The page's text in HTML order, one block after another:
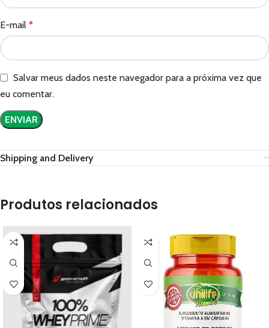
E-mail *
Salvar meus dados neste navegador para a próxima vez que
eu comentar.
Shipping and Delivery
Produtos relacionados